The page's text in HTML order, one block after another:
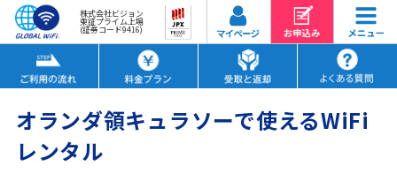
株式会社ビジョン
東証プライム上場
(証券コード9416)
オランダ領キュラソーで使えるWiFi
レンタル